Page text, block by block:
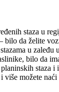
staza u
bilo da želite
u zaleđu
bilo da
staza i
više možete